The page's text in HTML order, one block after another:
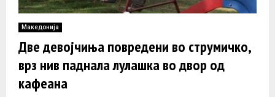
Македонија
Две девојчиња повредени во струмичко,
врз нив паднала лулашка во двор од
кафеана